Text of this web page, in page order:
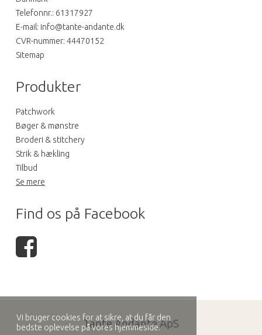
Vi bruger cookies for at sikre, at du får den
bedste oplevelse på vores hjemmeside.
Telefonnr.: 61317927
E-mail : info@tante-andante.dk
CVR-nummer: 44470152
Sitemap
Produkter
Patchwork
Bøger & mønstre
Broderi & stitchery
Strik & hækling
Tilbud
Se mere
Find os på Facebook
Tante Andante ApS